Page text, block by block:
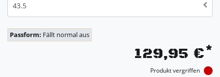
43.5
Passform: Fällt normal aus
129,95 €*
Produkt vergriffen